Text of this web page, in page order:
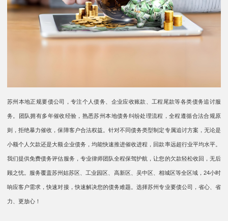
苏州本地正规要债公司，专注个人债务、企业应收账款、工程尾款等各类债务追讨服
务。团队拥有多年催收经验，熟悉苏州本地债务纠纷处理流程，全程遵循合法合规原
则，拒绝暴力催收，保障客户合法权益。针对不同债务类型制定专属追讨方案，无论是
小额个人欠款还是大额企业债务，均能快速推进催收进程，回款率远超行业平均水平。
我们提供免费债务评估服务，专业律师团队全程保驾护航，让您的欠款轻松收回，无后
顾之忧。服务覆盖苏州姑苏区、工业园区、高新区、吴中区、相城区等全区域，24小时
响应客户需求，快速对接，快速解决您的债务难题。选择苏州专业要债公司，省心、省
力、更放心！